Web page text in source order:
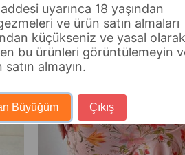
uyarınca 18 yaşından
ve ürün satın almaları
küçükseniz ve yasal olarak
bu ürünleri görüntülemeyin
satın almayın.
Büyüğüm Çıkış